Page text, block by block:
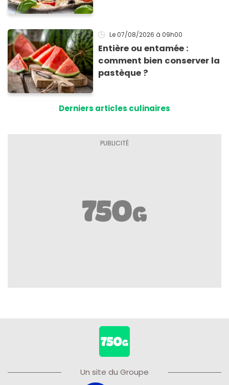
Le 07/08/2026 à 09h00
Entière ou entamée :
comment bien conserver la
pastèque ?
Derniers articles culinaires
Un site du Groupe